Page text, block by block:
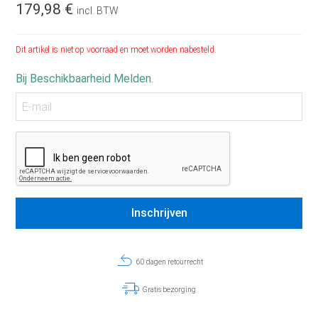
179,98 € incl. BTW
Dit artikel is niet op voorraad en moet worden nabesteld.
Bij Beschikbaarheid Melden.
60 dagen retourrecht
Gratis bezorging